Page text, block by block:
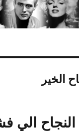
الخير
الي